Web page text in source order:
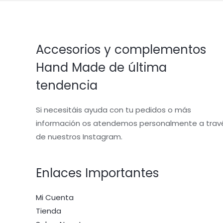
Accesorios y complementos
Hand Made de última
tendencia
Si necesitáis ayuda con tu pedidos o más
información os atendemos personalmente a
de nuestros Instagram.
Enlaces Importantes
Mi Cuenta
Tienda